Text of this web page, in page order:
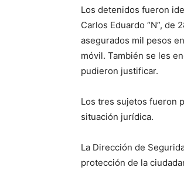
Los detenidos fueron
Carlos Eduardo “N”,
asegurados mil pesos
móvil. También se les
pudieron justificar.
Los tres sujetos fueron
situación jurídica.
La Dirección de
protección de la